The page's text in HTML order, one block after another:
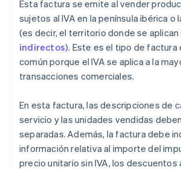
Esta factura se emite al vender
sujetos al IVA en la península ibérica o
(es decir, el territorio donde se aplican
indirectos). Este es el tipo de factura
común porque el IVA se aplica a la
transacciones comerciales.
En esta factura, las descripciones de
servicio y las unidades vendidas
separadas. Además, la factura debe
información relativa al importe del
precio unitario sin IVA, los descuentos